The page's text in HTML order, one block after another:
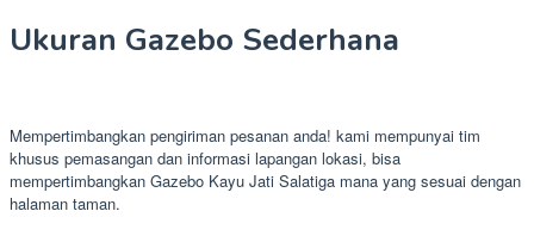
Ukuran Gazebo Sederhana
Mempertimbangkan pengiriman pesanan anda! kami mempunyai tim
khusus pemasangan dan informasi lapangan lokasi, bisa
mempertimbangkan Gazebo Kayu Jati Salatiga mana yang sesuai dengan
halaman taman.